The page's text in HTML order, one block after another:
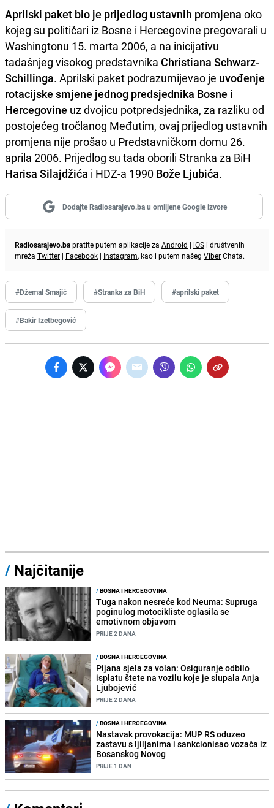
Aprilski paket bio je prijedlog ustavnih promjena oko
kojeg su političari iz Bosne i Hercegovine pregovarali u
Washingtonu 15. marta 2006, a na inicijativu
tadašnjeg visokog predstavnika Christiana Schwarz-
Schillinga. Aprilski paket podrazumijevao je uvođenje
rotacijske smjene jednog predsjednika Bosne i
Hercegovine uz dvojicu potpredsjednika, za razliku od
postojećeg tročlanog Međutim, ovaj prijedlog ustavnih
promjena nije prošao u Predstavničkom domu 26.
aprila 2006. Prijedlog su tada oborili Stranka za BiH
Harisa Silajdžića i HDZ-a 1990 Bože Ljubića.
Dodajte Radiosarajevo.ba u omiljene Google izvore
Radiosarajevo.bapratite putem aplikacije za Android | iOS i društvenih
mreža Twitter | Facebook | Instagram, kao i putem našeg ViberChata.
#Džemal Smajić #Stranka za BiH #aprilski paket
#Bakir Izetbegović
/ Najčitanije
/BOSNA I HERCEGOVINA
Tuga nakon nesreće kod Neuma: Supruga
poginulog motocikliste oglasila se
emotivnom objavom
PRIJE 2 DANA
/BOSNA I HERCEGOVINA
Pijana sjela za volan: Osiguranje odbilo
isplatu štete na vozilu koje je slupala Anja
Ljubojević
PRIJE 2 DANA
/BOSNA I HERCEGOVINA
Nastavak provokacija: MUP RS oduzeo
zastavu s ljiljanima i sankcionisao vozača iz
Bosanskog Novog
PRIJE 1 DAN